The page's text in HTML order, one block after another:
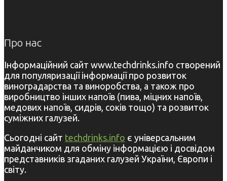
Про нас
Інформаційний сайт www.techdrinks.info створений
для популяризації інформації про розвиток
виноградарства та виноробства, а також про
виробництво інших напоїв (пива, міцних напоїв,
медових напоїв, сидрів, соків тощо) та розвиток
суміжних галузей.
Сьогодні сайт techdrinks.info є універсальним
майданчиком для обміну інформацією і досвідом
представників згаданих галузей України, Європи і
світу.